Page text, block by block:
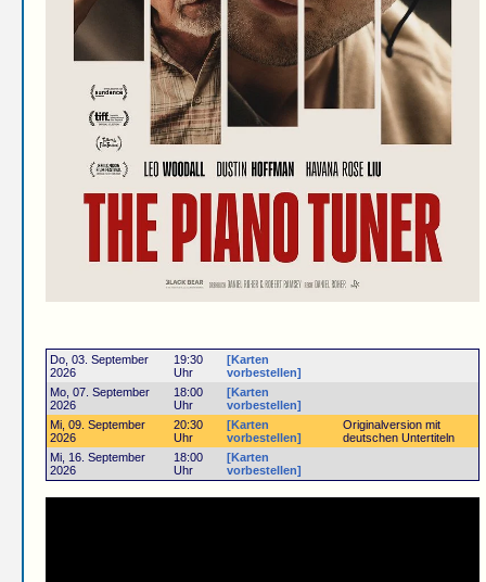
Do, 03. September
2026
19:30
Uhr
[Karten
vorbestellen]
Mo, 07. September
2026
18:00
Uhr
[Karten
vorbestellen]
Mi, 09. September
2026
20:30
Uhr
[Karten
vorbestellen]
Originalversion mit
deutschen Untertiteln
Mi, 16. September
2026
18:00
Uhr
[Karten
vorbestellen]